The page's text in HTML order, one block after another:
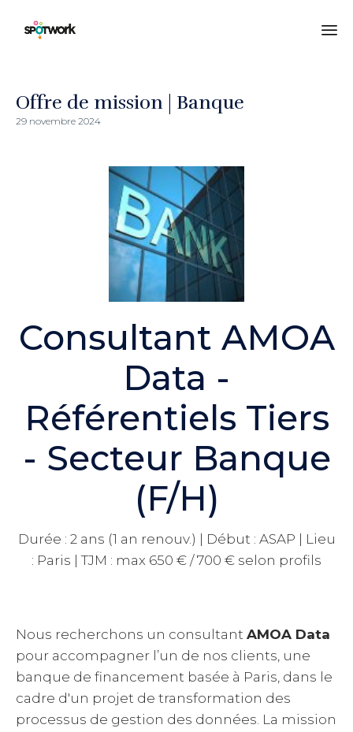
Offre de mission | Banque
29 novembre 2024
Consultant AMOA
Data -
Référentiels Tiers
- Secteur Banque
(F/H)
Durée : 2 ans (1 an renouv.) | Début : ASAP | Lieu
: Paris | TJM : max 650 € / 700 € selon profils
Nous recherchons un consultant AMOA Data
pour accompagner l’un de nos clients, une
banque de financement basée à Paris, dans le
cadre d'un projet de transformation des
processus de gestion des données. La mission